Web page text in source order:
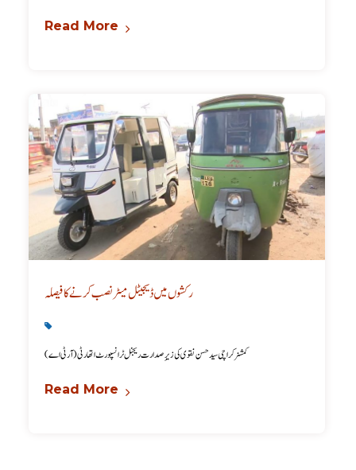
Read More
رکشوں میں ڈیجیٹل میٹر نصب کرنے کا فیصلہ
کمشنر کراچی سید حسن نقوی کی زیرِ صدارت ریجنل ٹرانسپورٹ اتھارٹی (آر ٹی اے )
Read More